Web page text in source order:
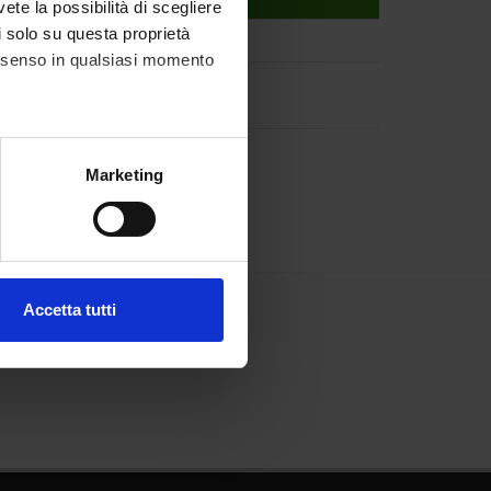
la possibilità di scegliere
su questa proprietà
in qualsiasi momento
metro,
che hai fornito loro o
Marketing
Accetta tutti